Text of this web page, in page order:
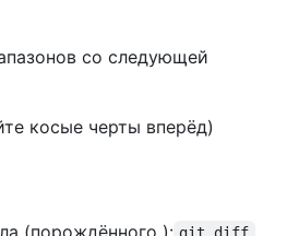
со следующей
косые черты вперёд)
(порождённого ): git diff